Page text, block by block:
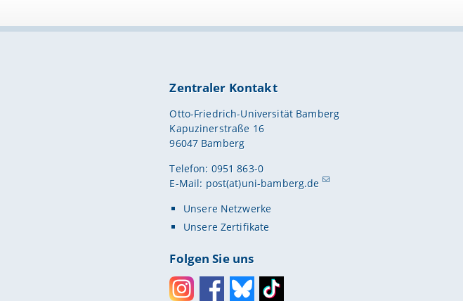
Zentraler Kontakt
Otto-Friedrich-Universität Bamberg
Kapuzinerstraße 16
96047 Bamberg
Telefon: 0951 863-0
E-Mail: post(at)uni-bamberg.de
Unsere Netzwerke
Unsere Zertifikate
Folgen Sie uns